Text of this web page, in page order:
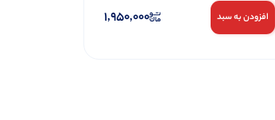
افزودن به سبد 1,950,000